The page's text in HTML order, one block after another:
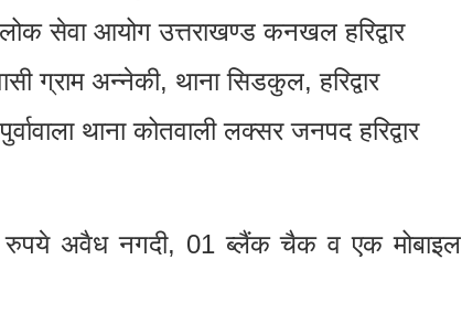
सेवा आयोग उत्तराखण्ड कनखल हरिद्वार
ग्राम अन्नेकी, थाना सिडकुल, हरिद्वार
थाना कोतवाली लक्सर जनपद हरिद्वार
अवैध नगदी, 01 ब्लैंक चैक व एक मोबाइल